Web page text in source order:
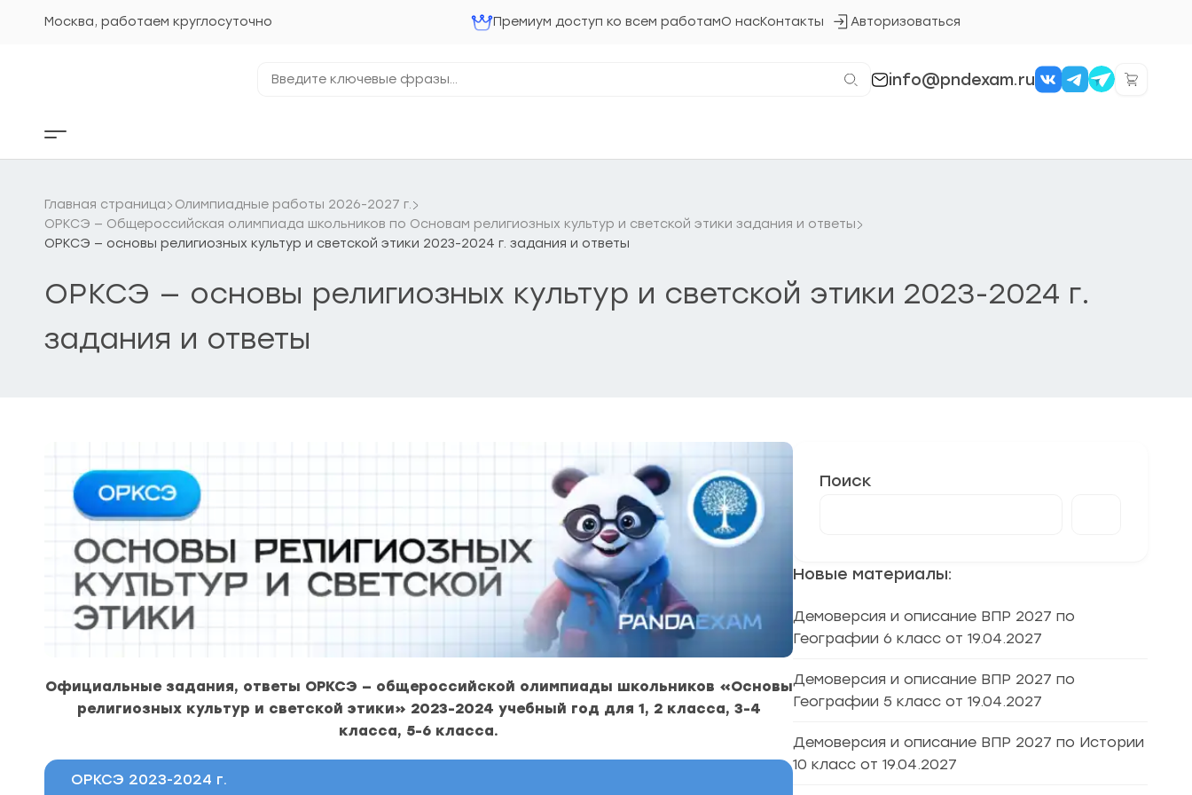
Москва, работаем круглосуточно Премиум доступ ко всем работамО насКонтакты Авторизоваться
Кнопка
ключевые
info@pndexam.ru
Кнопка
бокового
Главная страница
Олимпиадные работы 2026-2027 г.
ОРКСЭ — Общероссийская олимпиада школьников по Основам религиозных культур и светской этики задания и ответы
ОРКСЭ — основы религиозных культур и светской этики 2023-2024 г. задания и ответы
ОРКСЭ — основы религиозных культур и светской этики 2023-2024 г.
задания и ответы
Официальные задания, ответы ОРКСЭ — общероссийской олимпиады школьников «Основы
религиозных культур и светской этики» 2023-2024 учебный год для 1, 2 класса, 3-4
класса, 5-6 класса.
ОРКСЭ 2023-2024 г.
Поиск
Новые материалы:
Демоверсия и описание ВПР 2027 по
Географии 6 класс от 19.04.2027
Демоверсия и описание ВПР 2027 по
Географии 5 класс от 19.04.2027
Демоверсия и описание ВПР 2027 по Истории
10 класс от 19.04.2027